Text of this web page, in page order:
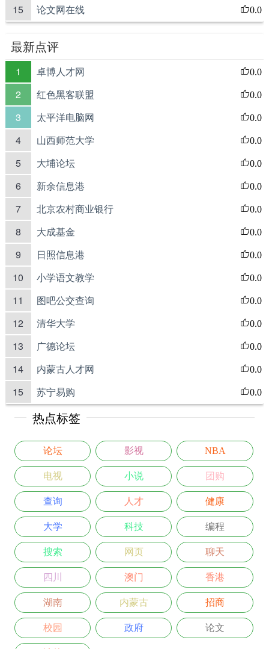
15 论文网在线 0.0
最新点评
1 卓博人才网 0.0
2 红色黑客联盟 0.0
3 太平洋电脑网 0.0
4 山西师范大学 0.0
5 大埔论坛 0.0
6 新余信息港 0.0
7 北京农村商业银行 0.0
8 大成基金 0.0
9 日照信息港 0.0
10 小学语文教学 0.0
11 图吧公交查询 0.0
12 清华大学 0.0
13 广德论坛 0.0
14 内蒙古人才网 0.0
15 苏宁易购 0.0
热点标签
论坛 影视 NBA
电视 小说 团购
查询 人才 健康
大学 科技 编程
搜索 网页 聊天
四川 澳门 香港
湖南 内蒙古 招商
校园 政府 论文